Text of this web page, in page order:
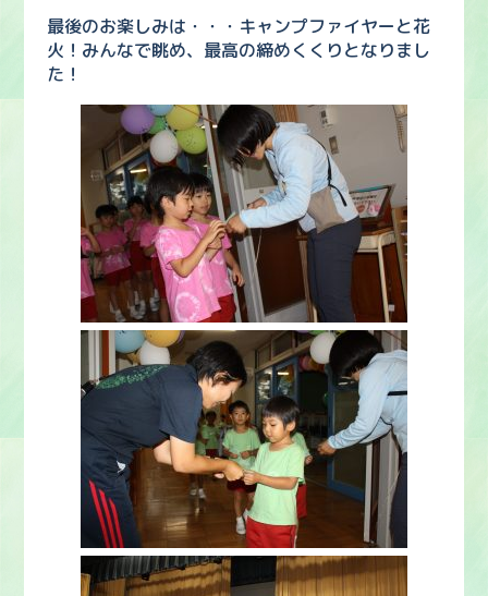
最後のお楽しみは・・・キャンプファイヤーと花
火！みんなで眺め、最高の締めくくりとなりまし
た！